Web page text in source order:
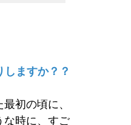
ますか？？
初の頃に、
な時に、すご